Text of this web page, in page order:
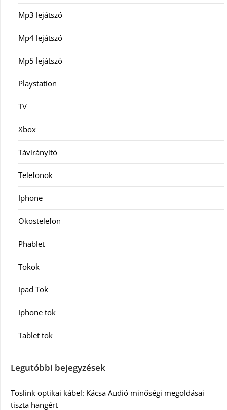
Mp3 lejátszó
Mp4 lejátszó
Mp5 lejátszó
Playstation
TV
Xbox
Távirányító
Telefonok
Iphone
Okostelefon
Phablet
Tokok
Ipad Tok
Iphone tok
Tablet tok
Legutóbbi bejegyzések
Toslink optikai kábel: Kácsa Audió minőségi megoldásai
tiszta hangért